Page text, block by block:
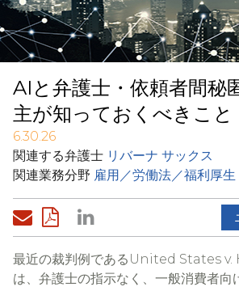
AIと弁護士・依頼者間秘
主が知っておくべきこと
6.30.26
関連する弁護士 リバーナ サックス
関連業務分野 雇用／労働法／福利厚生
最近の裁判例であるUnited States
は、弁護士の指示なく、一般消費者向